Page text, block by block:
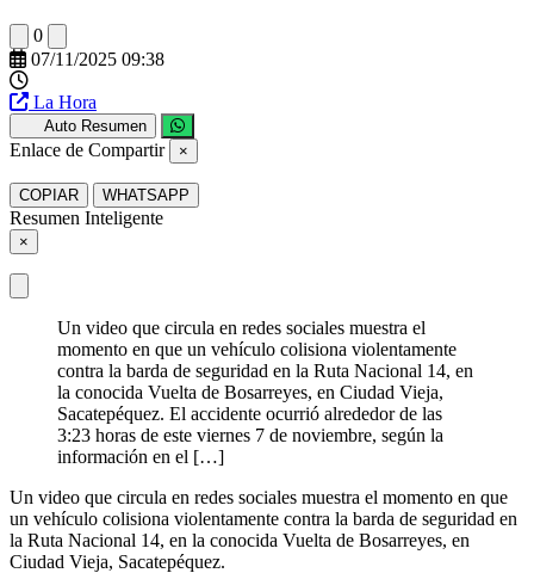
0
07/11/2025 09:38
La Hora
Auto Resumen
Enlace de Compartir ×
COPIAR WHATSAPP
Resumen Inteligente
×
Un video que circula en redes sociales muestra el
momento en que un vehículo colisiona violentamente
contra la barda de seguridad en la Ruta Nacional 14, en
la conocida Vuelta de Bosarreyes, en Ciudad Vieja,
Sacatepéquez. El accidente ocurrió alrededor de las
3:23 horas de este viernes 7 de noviembre, según la
información en el […]
Un video que circula en redes sociales muestra el momento en que
un vehículo colisiona violentamente contra la barda de seguridad en
la Ruta Nacional 14, en la conocida Vuelta de Bosarreyes, en
Ciudad Vieja, Sacatepéquez.